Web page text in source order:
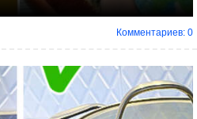
Комментариев: 0